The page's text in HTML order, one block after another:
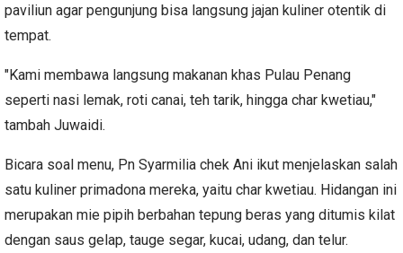
paviliun agar pengunjung bisa langsung jajan kuliner otentik di
tempat.
"Kami membawa langsung makanan khas Pulau Penang
seperti nasi lemak, roti canai, teh tarik, hingga char kwetiau,"
tambah Juwaidi.
Bicara soal menu, Pn Syarmilia chek Ani ikut menjelaskan salah
satu kuliner primadona mereka, yaitu char kwetiau. Hidangan ini
merupakan mie pipih berbahan tepung beras yang ditumis kilat
dengan saus gelap, tauge segar, kucai, udang, dan telur.